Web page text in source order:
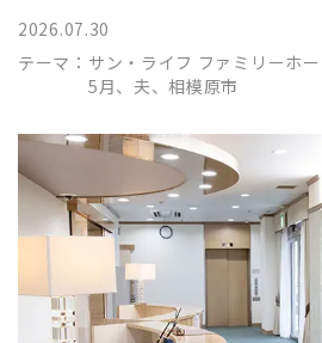
2026.07.30
テーマ： サン・ライフ ファミリーホ
5月、夫、相模原市